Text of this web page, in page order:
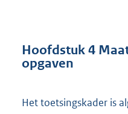
Hoofdstuk 4
opgaven
Het toetsingskader is